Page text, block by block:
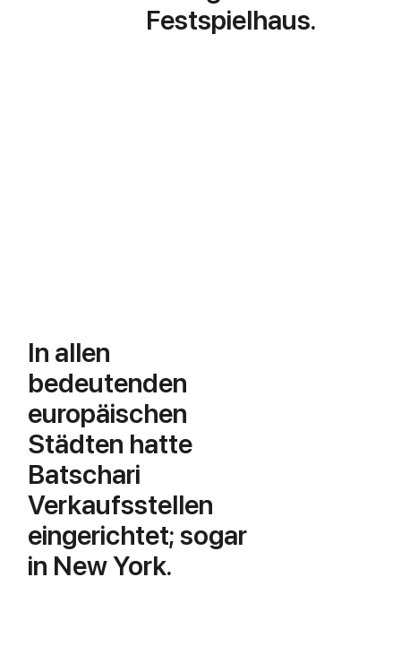
Festspielhaus.
In allen
bedeutenden
europäischen
Städten hatte
Batschari
Verkaufsstellen
eingerichtet; sogar
in New York.